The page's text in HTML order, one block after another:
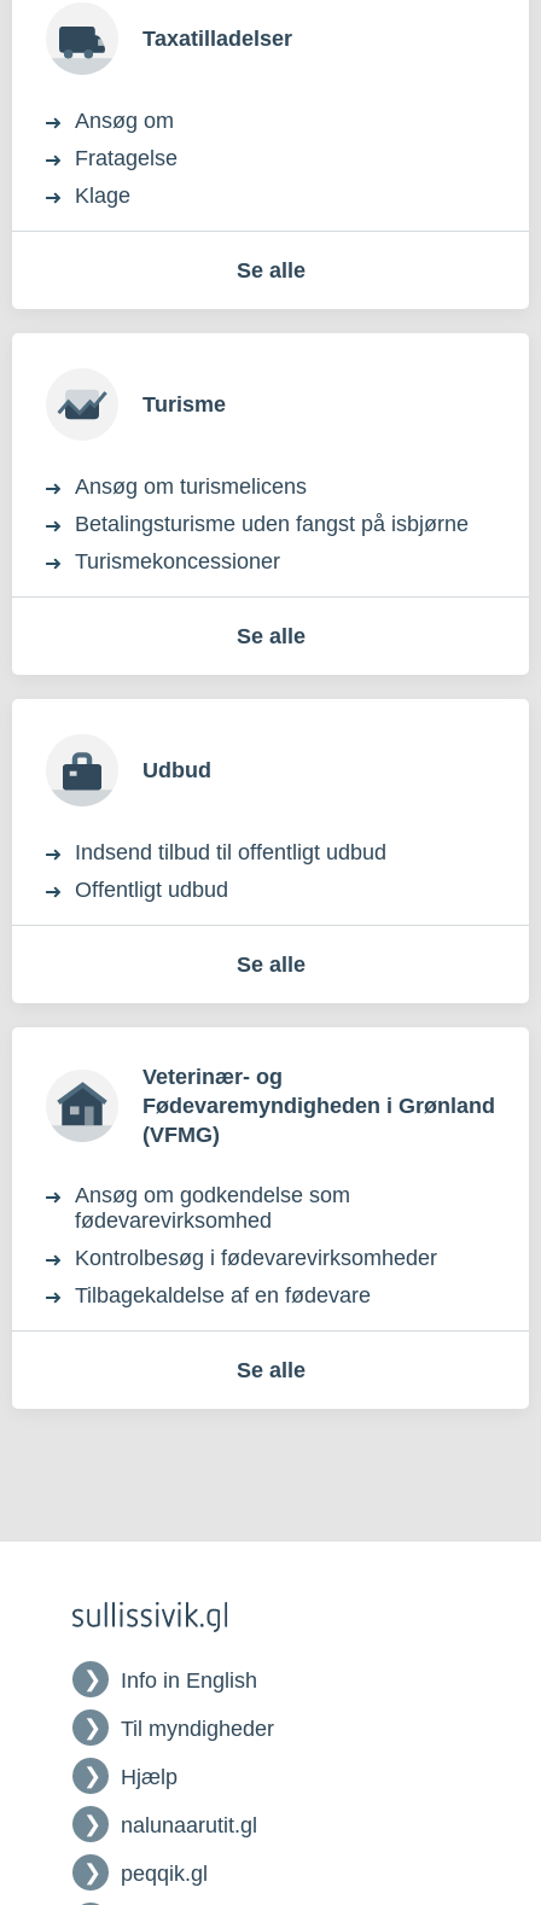
Taxatilladelser
Ansøg om
Fratagelse
Klage
Se alle
Turisme
Ansøg om turismelicens
Betalingsturisme uden fangst på isbjørne
Turismekoncessioner
Se alle
Udbud
Indsend tilbud til offentligt udbud
Offentligt udbud
Se alle
Veterinær- og
Fødevaremyndigheden i Grønland
(VFMG)
Ansøg om godkendelse som
fødevarevirksomhed
Kontrolbesøg i fødevarevirksomheder
Tilbagekaldelse af en fødevare
Se alle
Info in English
Til myndigheder
Hjælp
nalunaarutit.gl
peqqik.gl